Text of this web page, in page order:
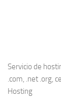
Servicio de
.com, .net .org,
Hosting